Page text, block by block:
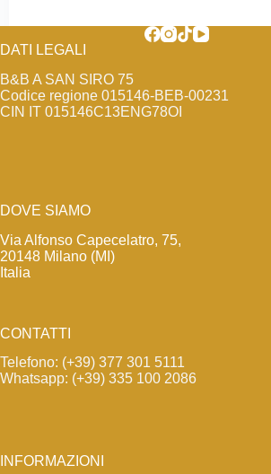
DATI LEGALI
B&B A SAN SIRO 75
Codice regione 015146-BEB-00231
CIN IT 015146C13ENG78OI
DOVE SIAMO
Via Alfonso Capecelatro, 75,
20148 Milano (MI)
Italia
CONTATTI
Telefono: (+39) 377 301 5111
Whatsapp: (+39) 335 100 2086
INFORMAZIONI